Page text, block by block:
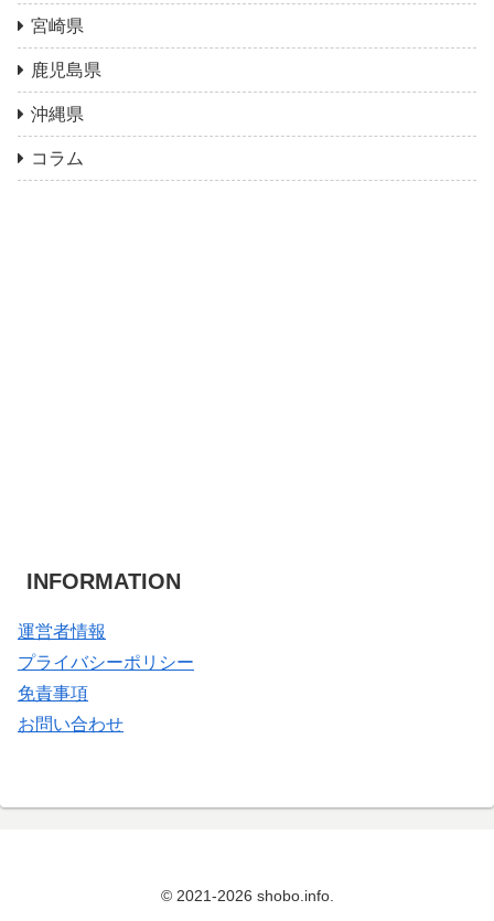
宮崎県
鹿児島県
沖縄県
コラム
INFORMATION
運営者情報
プライバシーポリシー
免責事項
お問い合わせ
© 2021-2026 shobo.info.